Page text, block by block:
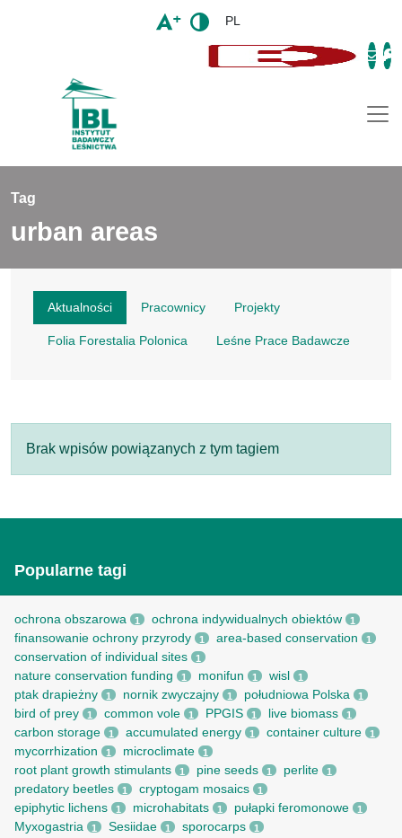
PL
Tag
urban areas
Aktualności Pracownicy Projekty
Folia Forestalia Polonica Leśne Prace Badawcze
Brak wpisów powiązanych z tym tagiem
Popularne tagi
ochrona obszarowa 1 ochrona indywidualnych obiektów 1
finansowanie ochrony przyrody 1 area-based conservation 1
conservation of individual sites 1
nature conservation funding 1 monifun 1 wisl 1
ptak drapieżny 1 nornik zwyczajny 1 południowa Polska 1
bird of prey 1 common vole 1 PPGIS 1 live biomass 1
carbon storage 1 accumulated energy 1 container culture 1
mycorrhization 1 microclimate 1
root рlant growth stimulants 1 pine seeds 1 perlite 1
predatory beetles 1 cryptogam mosaics 1
epiphytic lichens 1 microhabitats 1 pułapki feromonowe 1
Myxogastria 1 Sesiidae 1 sporocarps 1